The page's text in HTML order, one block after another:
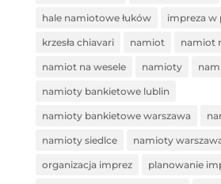
hale namiotowe łuków impreza w
krzesła chiavari namiot namiot
namiot na wesele namioty
namioty bankietowe lublin
namioty bankietowe warszawa
namioty siedlce namioty
organizacja imprez planowanie